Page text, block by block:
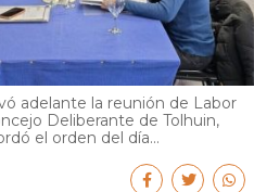
adelante la reunión de Labor
Deliberante de Tolhuin,
el orden del día...